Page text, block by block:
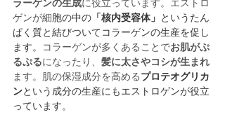
ラーゲンの生成に役立っています。エストロ
ゲンが細胞の中の 「核内受容体」 というたん
ぱく質と結びついてコラーゲンの生産を促し
ます。
コラーゲンが多くあることでお肌がぷ
るぷるになったり、 髪に太さやコシが生まれ
ます。肌の保湿成分を高めるプロテオグリカ
ンという成分の生産にもエストロゲンが役立
っています。